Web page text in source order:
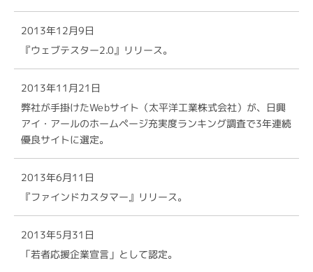
2013年12月9日
『ウェブテスター2.0』リリース。
2013年11月21日
弊社が手掛けたWebサイト（太平洋工業株式会社）が、日興
アイ・アールのホームページ充実度ランキング調査で3年連続
優良サイトに選定。
2013年6月11日
『ファインドカスタマー』リリース。
2013年5月31日
「若者応援企業宣言」として認定。